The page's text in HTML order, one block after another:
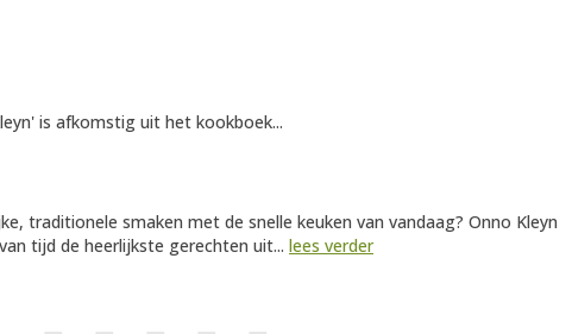
is afkomstig uit het kookboek...
traditionele smaken met de snelle keuken van vandaag? Onno Kleyn
tijd de heerlijkste gerechten uit... lees verder